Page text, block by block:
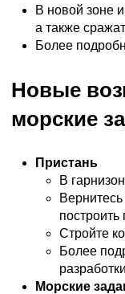
В новой зоне
а также
Более
Новые
морские
Пристань
В
построить
Стройте
Более
Морские